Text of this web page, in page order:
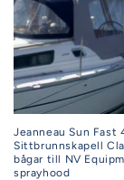
Jeanneau Sun Fast
Sittbrunnskapell
bågar till NV
sprayhood